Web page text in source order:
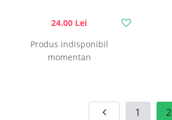
24.00 Lei
Produs indisponibil
momentan
1
2